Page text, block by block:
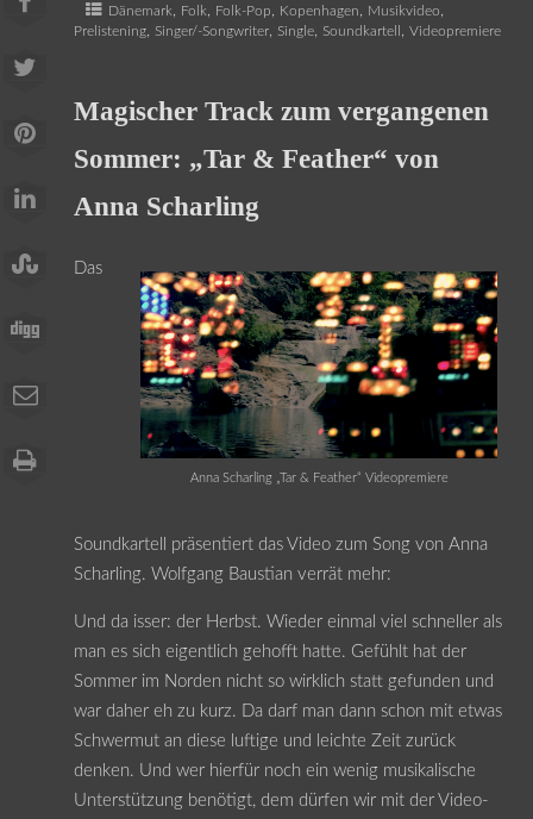
Dänemark, Folk, Folk-Pop, Kopenhagen, Musikvideo,
Prelistening, Singer/-Songwriter, Single, Soundkartell , Videopremiere
Magischer Track zum vergangenen
Sommer: „Tar & Feather“ von
Anna Scharling
Anna Scharling „Tar & Feather“ Videopremiere
Das
Soundkartell präsentiert das Video zum Song von Anna
Scharling. Wolfgang Baustian verrät mehr:
Und da isser: der Herbst. Wieder einmal viel schneller als
man es sich eigentlich gehofft hatte. Gefühlt hat der
Sommer im Norden nicht so wirklich statt gefunden und
war daher eh zu kurz. Da darf man dann schon mit etwas
Schwermut an diese luftige und leichte Zeit zurück
denken. Und wer hierfür noch ein wenig musikalische
Unterstützung benötigt, dem dürfen wir mit der Video-